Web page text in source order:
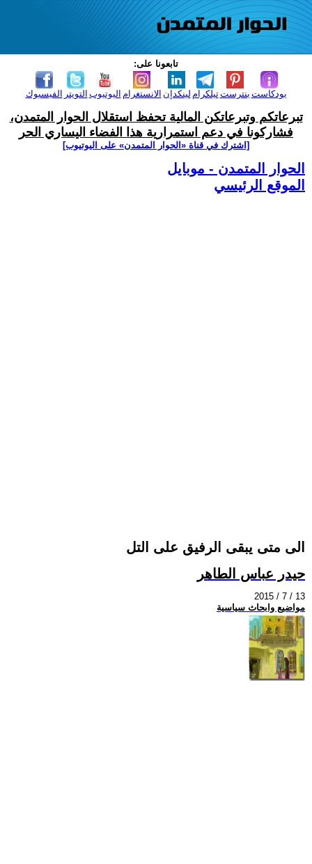
تابعونا على:
الفيسبوك التويتر اليوتيوب الانستغرام لينكدإن تيلكرامبنترست بودكاست
تبرعاتكم وتبرعاتكن المالية تحفظ استقلال الحوار المتمدن،
فشاركونا في دعم استمرارية هذا الفضاء اليساري الحر
[اشترك في قناة ‫«الحوار المتمدن» على اليوتيوب]
الحوار المتمدن - موبايل
الموقع الرئيسي
الى متى يبقى الرفيق على التل
حيدر عباس الطاهر
2015 / 7 / 13
مواضيع وابحاث سياسية